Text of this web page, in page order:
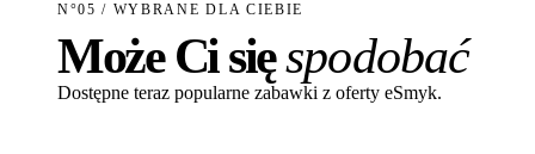
N°05 / WYBRANE DLA CIEBIE
Może Ci sięspodobać
Dostępne teraz popularne zabawki z oferty eSmyk.